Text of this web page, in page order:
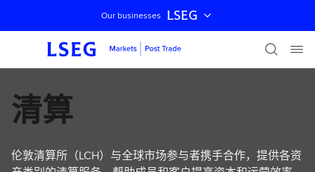
跳过导航
Our businesses LSEG
清算
伦敦清算所（LCH）与全球市场参与者携手合作，提供各资